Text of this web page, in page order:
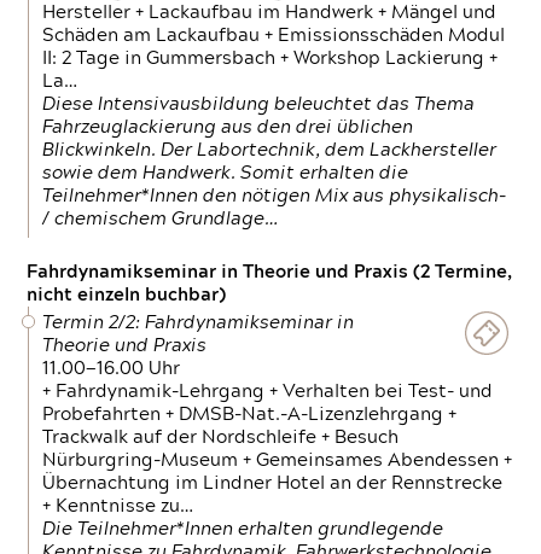
Hersteller + Lackaufbau im Handwerk + Mängel und
Schäden am Lackaufbau + Emissionsschäden Modul
II: 2 Tage in Gummersbach + Workshop Lackierung +
La…
Diese Intensivausbildung beleuchtet das Thema
Fahrzeuglackierung aus den drei üblichen
Blickwinkeln. Der Labortechnik, dem Lackhersteller
sowie dem Handwerk. Somit erhalten die
Teilnehmer*Innen den nötigen Mix aus physikalisch-
/ chemischem Grundlage…
Fahrdynamikseminar in Theorie und Praxis (2 Termine,
nicht einzeln buchbar)
Termin 2/2: Fahrdynamikseminar in
Theorie und Praxis
11.00—16.00 Uhr
+ Fahrdynamik-Lehrgang + Verhalten bei Test- und
Probefahrten + DMSB-Nat.-A-Lizenzlehrgang +
Trackwalk auf der Nordschleife + Besuch
Nürburgring-Museum + Gemeinsames Abendessen +
Übernachtung im Lindner Hotel an der Rennstrecke
+ Kenntnisse zu…
Die Teilnehmer*Innen erhalten grundlegende